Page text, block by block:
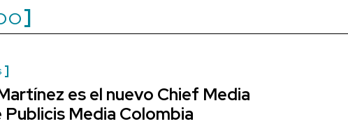
es el nuevo Chief Media
Media Colombia